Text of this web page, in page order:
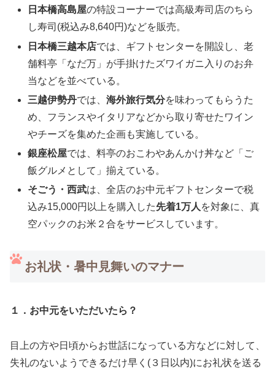
日本橋高島屋の特設コーナーでは高級寿司店のちら
し寿司(税込み8,640円)などを販売。
日本橋三越本店では、ギフトセンターを開設し、老
舗料亭「なだ万」が手掛けたズワイガニ入りのお弁
当などを並べている。
三越伊勢丹では、海外旅行気分を味わってもらうた
め、フランスやイタリアなどから取り寄せたワイン
やチーズを集めた企画も実施している。
銀座松屋では、料亭のおこわやあんかけ丼など「ご
飯グルメとして」揃えている。
そごう・西武は、全店のお中元ギフトセンターで税
込み15,000円以上を購入した先着1万人 を対象に、真
空パックのお米２合をサービスしています。
お礼状・暑中見舞いのマナー
１．お中元をいただいたら？
目上の方や日頃からお世話になっている方などに対して、
失礼のないようできるだけ早く(３日以内)にお礼状を送る